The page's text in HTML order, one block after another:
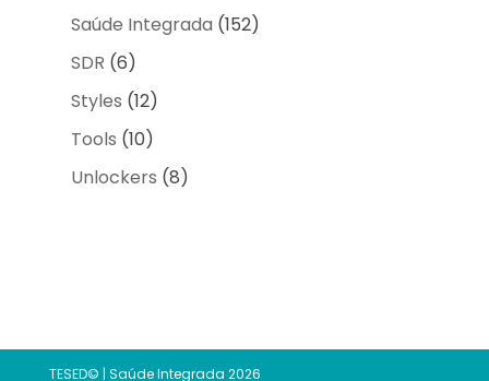
Saúde Integrada (152)
SDR (6)
Styles (12)
Tools (10)
Unlockers (8)
TESED© | Saúde Integrada 2026